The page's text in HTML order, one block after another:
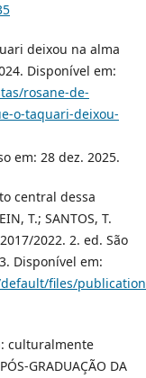
deixou na alma
Disponível em:
rosane-de-
o-taquari-deixou-
em: 28 dez. 2025.
central dessa
T.; SANTOS, T.
2022. 2. ed. São
Disponível em:
files/
culturalmente
GRADUAÇÃO DA